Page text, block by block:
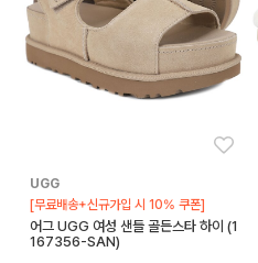
UGG
[무료배송+신규가입 시 10% 쿠폰]
어그 UGG 여성 샌들 골든스타 하이 (1
167356-SAN)